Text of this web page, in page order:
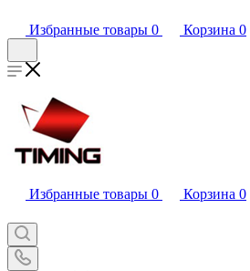
Избранные товары 0 Корзина 0
Избранные товары 0 Корзина 0